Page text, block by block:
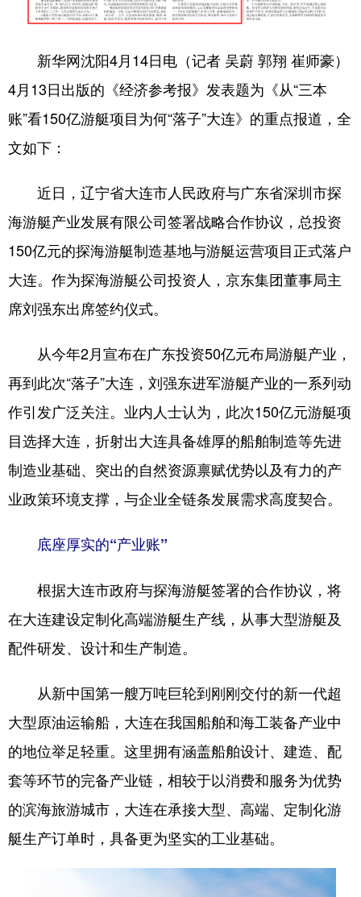
新华网沈阳4月14日电（记者 吴蔚 郭翔 崔师豪）
4月13日出版的《经济参考报》发表题为《从“三本
账”看150亿游艇项目为何“落子”大连》的重点报道，全
文如下：
近日，辽宁省大连市人民政府与广东省深圳市探
海游艇产业发展有限公司签署战略合作协议，总投资
150亿元的探海游艇制造基地与游艇运营项目正式落户
大连。作为探海游艇公司投资人，京东集团董事局主
席刘强东出席签约仪式。
从今年2月宣布在广东投资50亿元布局游艇产业，
再到此次“落子”大连，刘强东进军游艇产业的一系列动
作引发广泛关注。业内人士认为，此次150亿元游艇项
目选择大连，折射出大连具备雄厚的船舶制造等先进
制造业基础、突出的自然资源禀赋优势以及有力的产
业政策环境支撑，与企业全链条发展需求高度契合。
底座厚实的“产业账”
根据大连市政府与探海游艇签署的合作协议，将
在大连建设定制化高端游艇生产线，从事大型游艇及
配件研发、设计和生产制造。
从新中国第一艘万吨巨轮到刚刚交付的新一代超
大型原油运输船，大连在我国船舶和海工装备产业中
的地位举足轻重。这里拥有涵盖船舶设计、建造、配
套等环节的完备产业链，相较于以消费和服务为优势
的滨海旅游城市，大连在承接大型、高端、定制化游
艇生产订单时，具备更为坚实的工业基础。